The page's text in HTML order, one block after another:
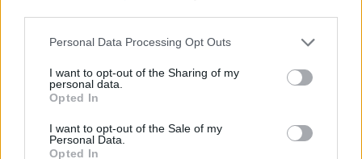
Personal Data Processing Opt Outs
I want to opt-out of the Sharing of my
personal data.
Opted In
I want to opt-out of the Sale of my
Personal Data.
Opted In
Αποδέχομαι τους
και την πολιτική απορρήτου